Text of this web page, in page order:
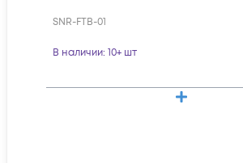
SNR-FTB-01
В наличии: 10+ шт